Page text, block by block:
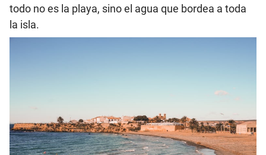
todo no es la playa, sino el agua que bordea a toda
la isla.